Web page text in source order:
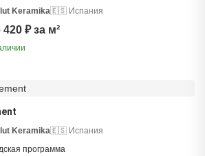
Keramika🇪🇸 Испания
420 ₽ за м²
Keramika🇪🇸 Испания
программа